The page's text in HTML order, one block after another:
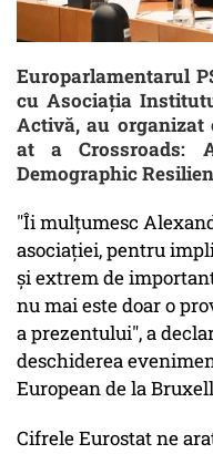
Europarlamentarul
cu Asociația
Activă, au organizat
at a Crossroads:
Demographic
"Îi mulțumesc
asociației, pentru
și extrem de
nu mai este doar o
a prezentului", a
deschiderea
European de la
Cifrele Eurostat ne